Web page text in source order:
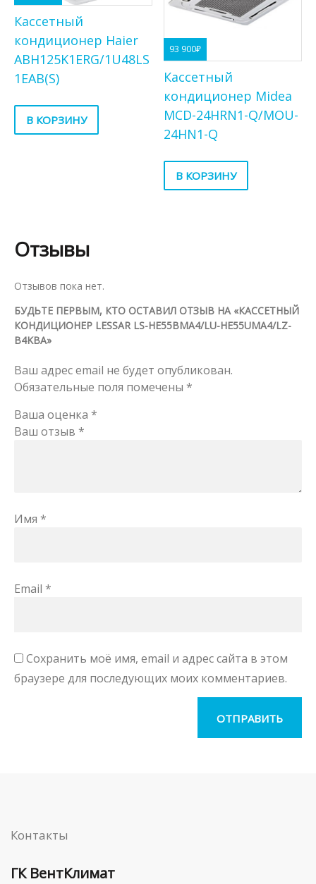
Кассетный
кондиционер Haier
ABH125K1ERG/1U48LS
1EAB(S)
В КОРЗИНУ
93 900₽
Кассетный
кондиционер Midea
MCD-24HRN1-Q/MOU-
24HN1-Q
В КОРЗИНУ
Отзывы
Отзывов пока нет.
БУДЬТЕ ПЕРВЫМ, КТО ОСТАВИЛ ОТЗЫВ НА «КАССЕТНЫЙ
КОНДИЦИОНЕР LESSAR LS-HE55BMA4/LU-HE55UMA4/LZ-
B4KBA»
Ваш адрес email не будет опубликован.
Обязательные поля помечены *
Ваша оценка *
Ваш отзыв *
Имя *
Email *
Сохранить моё имя, email и адрес сайта в этом
браузере для последующих моих комментариев.
Контакты
ГК ВентКлимат